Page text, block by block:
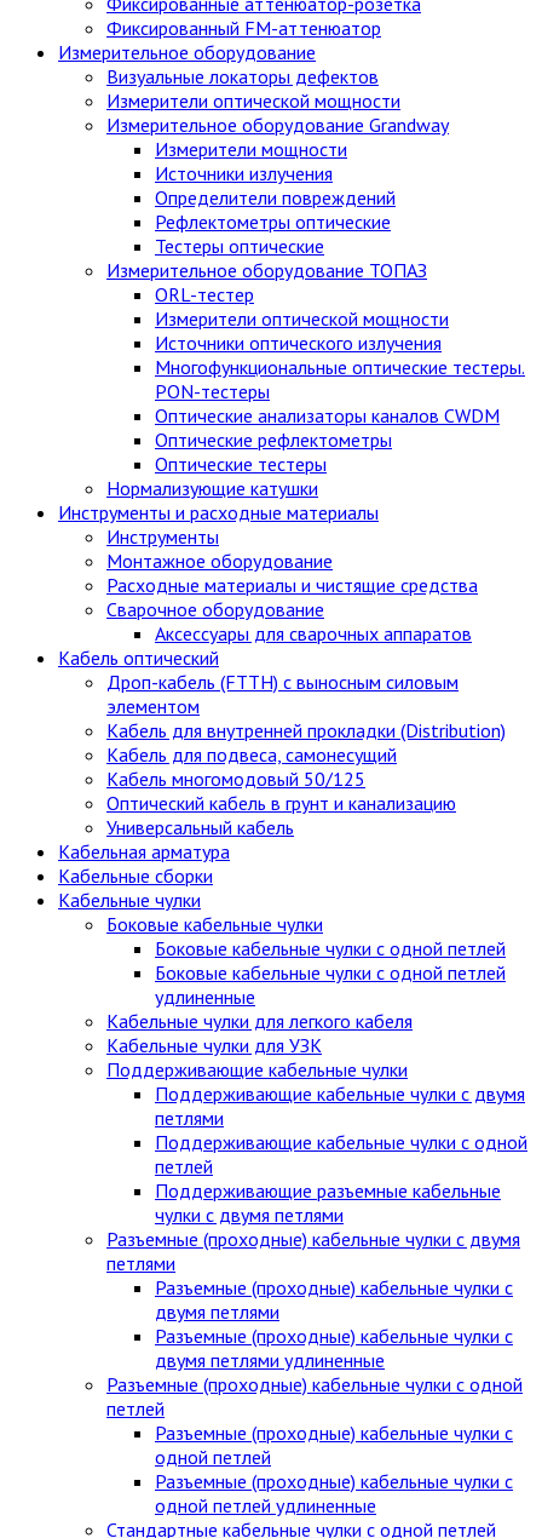
Фиксированный FM-аттенюатор
Измерительное оборудование
Визуальные локаторы дефектов
Измерители оптической мощности
Измерительное оборудование Grandway
Измерители мощности
Источники излучения
Определители повреждений
Рефлектометры оптические
Тестеры оптические
Измерительное оборудование ТОПАЗ
ORL-тестер
Измерители оптической мощности
Источники оптического излучения
Многофункциональные оптические тестеры.
PON-тестеры
Оптические анализаторы каналов CWDM
Оптические рефлектометры
Оптические тестеры
Нормализующие катушки
Инструменты и расходные материалы
Инструменты
Монтажное оборудование
Расходные материалы и чистящие средства
Сварочное оборудование
Аксессуары для сварочных аппаратов
Кабель оптический
Дроп-кабель (FTTH) с выносным силовым
элементом
Кабель для внутренней прокладки (Distribution)
Кабель для подвеса, самонесущий
Кабель многомодовый 50/125
Оптический кабель в грунт и канализацию
Универсальный кабель
Кабельная арматура
Кабельные сборки
Кабельные чулки
Боковые кабельные чулки
Боковые кабельные чулки с одной петлей
Боковые кабельные чулки с одной петлей
удлиненные
Кабельные чулки для легкого кабеля
Кабельные чулки для УЗК
Поддерживающие кабельные чулки
Поддерживающие кабельные чулки с двумя
петлями
Поддерживающие кабельные чулки с одной
петлей
Поддерживающие разъемные кабельные
чулки с двумя петлями
Разъемные (проходные) кабельные чулки с двумя
петлями
Разъемные (проходные) кабельные чулки с
двумя петлями
Разъемные (проходные) кабельные чулки с
двумя петлями удлиненные
Разъемные (проходные) кабельные чулки с одной
петлей
Разъемные (проходные) кабельные чулки с
одной петлей
Разъемные (проходные) кабельные чулки с
одной петлей удлиненные
Стандартные кабельные чулки c одной петлей